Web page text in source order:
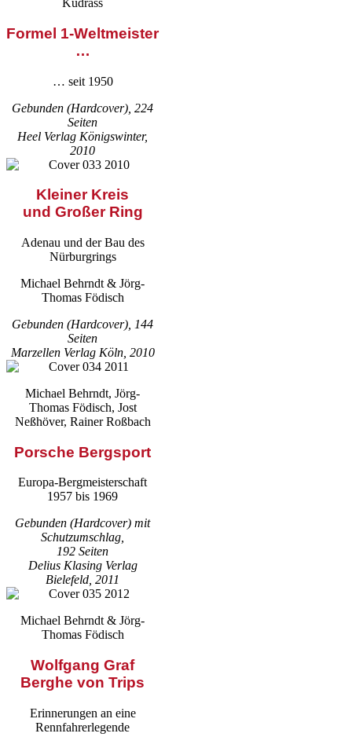
Kudrass
Formel 1-Weltmeister
…
… seit 1950
Gebunden (Hardcover), 224
Seiten
Heel Verlag Königswinter,
2010
Kleiner Kreis
und Großer Ring
Adenau und der Bau des
Nürburgrings
Michael Behrndt & Jörg-
Thomas Födisch
Gebunden (Hardcover), 144
Seiten
Marzellen Verlag Köln, 2010
Michael Behrndt, Jörg-
Thomas Födisch, Jost
Neßhöver, Rainer Roßbach
Porsche Bergsport
Europa-Bergmeisterschaft
1957 bis 1969
Gebunden (Hardcover) mit
Schutzumschlag,
192 Seiten
Delius Klasing Verlag
Bielefeld, 2011
Michael Behrndt & Jörg-
Thomas Födisch
Wolfgang Graf
Berghe von Trips
Erinnerungen an eine
Rennfahrerlegende